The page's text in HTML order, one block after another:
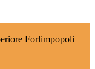
Forlimpopoli